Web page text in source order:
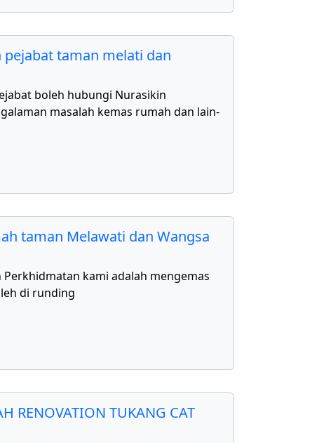
taman melati dan
boleh hubungi Nurasikin
masalah kemas rumah dan lain-
taman Melawati dan Wangsa
Perkhidmatan kami adalah mengemas
di runding
RENOVATION TUKANG CAT